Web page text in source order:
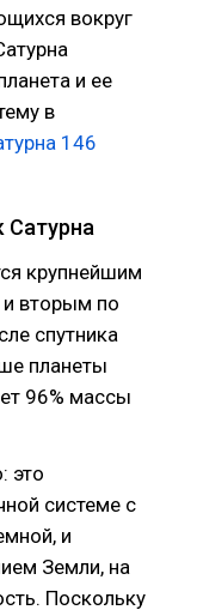
вокруг
и ее
в
146
Сатурна
крупнейшим
и вторым по
спутника
планеты
96% массы
это
системе с
и
Земли, на
Поскольку